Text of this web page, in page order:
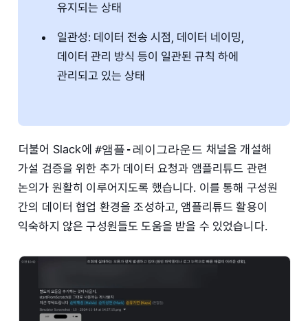
유지되는 상태
일관성: 데이터 전송 시점, 데이터 네이밍,
데이터 관리 방식 등이 일관된 규칙 하에
관리되고 있는 상태
더불어 Slack에 #앰플-레이그라운드 채널을 개설해
가설 검증을 위한 추가 데이터 요청과 앰플리튜드 관련
논의가 원활히 이루어지도록 했습니다. 이를 통해 구성원
간의 데이터 협업 환경을 조성하고, 앰플리튜드 활용이
익숙하지 않은 구성원들도 도움을 받을 수 있었습니다.